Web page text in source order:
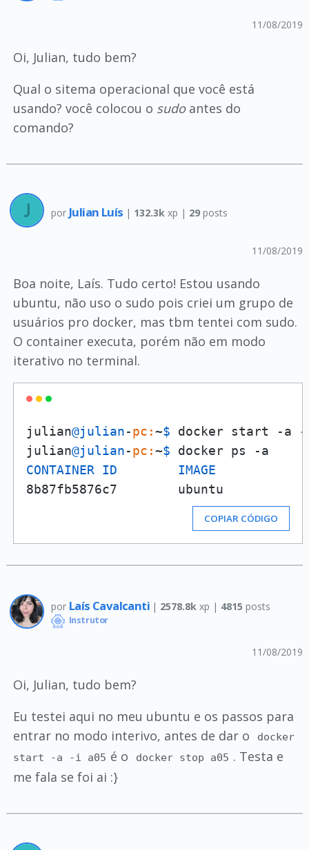
11/08/2019
Oi, Julian, tudo bem?
Qual o sitema operacional que você está
usando? você colocou o sudoantes do
comando?
por Julian Luís | 132.3k xp | 29posts
11/08/2019
Boa noite, Laís. Tudo certo! Estou usando
ubuntu, não uso o sudo pois criei um grupo de
usuários pro docker, mas tbm tentei com sudo.
O container executa, porém não em modo
iterativo no terminal.
julian@julian-pc:~$ docker start -a -i
julian@julian-pc:~$
CONTAINER
ID
IMAGE
8b87fb5876c7
COPIAR CÓDIGO
por Laís Cavalcanti | 2578.8k xp | 4815 posts
Instrutor
11/08/2019
Oi, Julian, tudo bem?
Eu testei aqui no meu ubuntu e os passos para
entrar no modo interivo, antes de dar o
docker
start -a -i a05 é o docker stop a05 . Testa e
me fala se foi ai :}